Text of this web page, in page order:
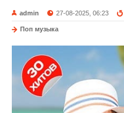
admin 27-08-2025, 06:23
Поп музыка